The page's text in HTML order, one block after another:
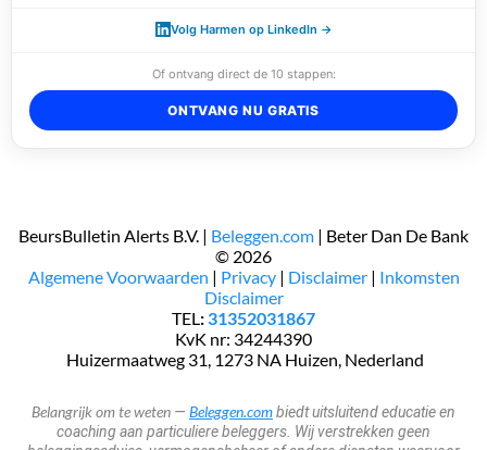
Volg Harmen op LinkedIn →
Of ontvang direct de 10 stappen:
ONTVANG NU GRATIS
BeursBulletin Alerts B.V. | Beleggen.com | Beter Dan De Bank
© 2026
​Algemene Voorwaarden | Privacy | Disclaimer | Inkomsten
Disclaimer
TEL : 31352031867
KvK nr: 34244390
​​​ Huizermaatweg 31, 1273 NA Huizen, Nederland
Belangrijk om te weten — Beleggen.combiedt uitsluitend educatie en
coaching aan particuliere beleggers. Wij verstrekken geen